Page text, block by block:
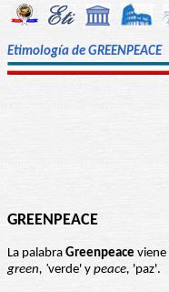
Etimología de GREENPEACE
GREENPEACE
La palabra Greenpeace viene
green, 'verde' y peace, 'paz'.